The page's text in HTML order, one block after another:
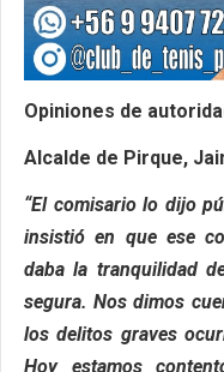
Opiniones de
Alcalde de Pirque,
“El comisario lo dijo
insistió en que ese
daba la tranquilidad
segura. Nos dimos
los delitos graves
Hoy estamos